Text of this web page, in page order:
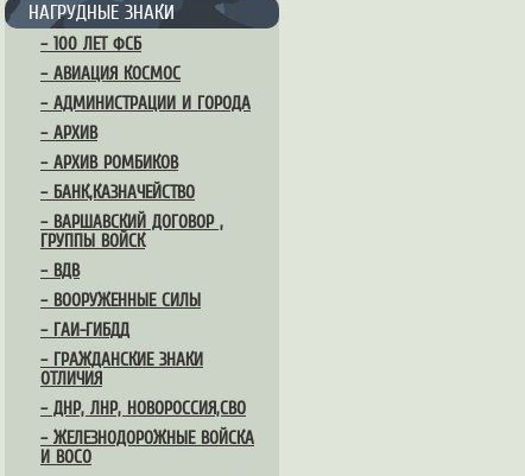
НАГРУДНЫЕ ЗНАКИ
– 100 ЛЕТ ФСБ
– АВИАЦИЯ КОСМОС
– АДМИНИСТРАЦИИ И ГОРОДА
– АРХИВ
– АРХИВ РОМБИКОВ
– БАНК,КАЗНАЧЕЙСТВО
– ВАРШАВСКИЙ ДОГОВОР ,
ГРУППЫ ВОЙСК
– ВДВ
– ВООРУЖЕННЫЕ СИЛЫ
– ГАИ-ГИБДД
– ГРАЖДАНСКИЕ ЗНАКИ
ОТЛИЧИЯ
– ДНР, ЛНР, НОВОРОССИЯ,СВО
– ЖЕЛЕЗНОДОРОЖНЫЕ ВОЙСКА
И ВОСО